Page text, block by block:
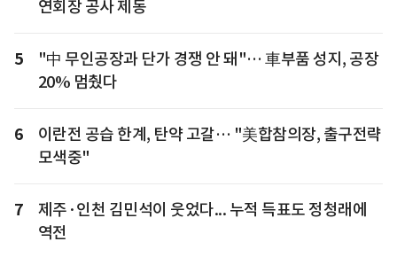
연회장 공사 제동
5
"中 무인공장과 단가 경쟁 안 돼"… 車부품 성지, 공장
20% 멈췄다
6
이란전 공습 한계, 탄약 고갈… "美합참의장, 출구전략
모색중"
7
제주·인천 김민석이 웃었다... 누적 득표도 정청래에
역전